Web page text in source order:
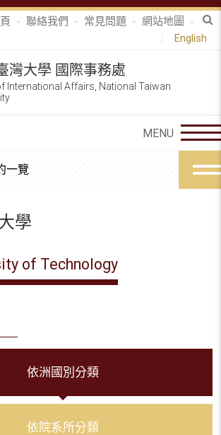
聯絡我們 常見問題
網站地圖
English
灣大學 國際事務處
International Affairs, National Taiwan
一覽
學
of Technology
依洲國別分類
依院系所分類